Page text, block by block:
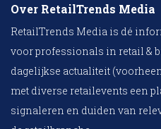
Over RetailTrends Media
RetailTrends Media is dé
voor professionals in retail &
dagelijkse actualiteit
met diverse retailevents een
signaleren en duiden van